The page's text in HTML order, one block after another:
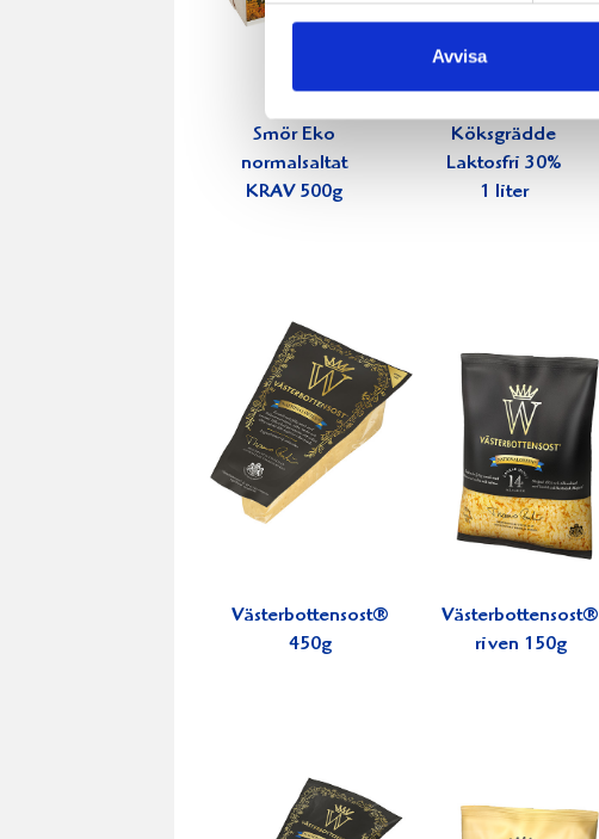
Avvisa
Smör Eko
normalsaltat
KRAV 500g
Köksgrädde
Laktosfri 30%
1 liter
Västerbottensost®
450g
Västerbottensost®
riven 150g